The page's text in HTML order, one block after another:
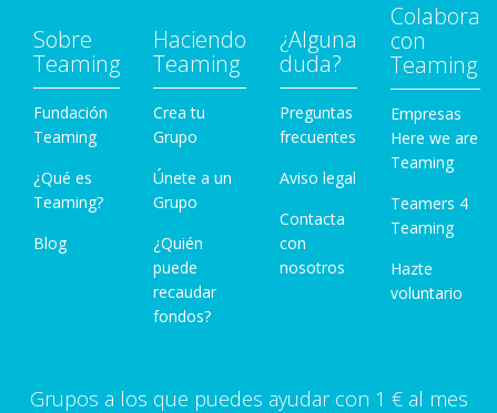
Sobre
Teaming
Fundación
Teaming
¿Qué es
Teaming?
Blog
Haciendo
Teaming
Crea tu
Grupo
Únete a un
Grupo
¿Quién
puede
recaudar
fondos?
¿Alguna
duda?
Preguntas
frecuentes
Aviso legal
Contacta
con
nosotros
Colabora
con
Teaming
Empresas
Here we are
Teaming
Teamers 4
Teaming
Hazte
voluntario
Grupos a los que puedes ayudar con 1 € al mes